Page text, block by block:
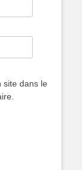
site dans le